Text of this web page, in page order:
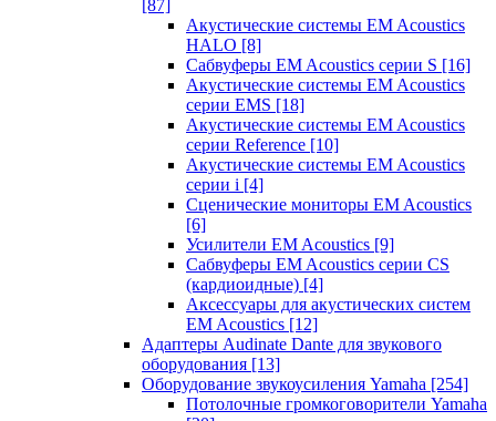
[87]
Акустические системы EM Acoustics
HALO [8]
Сабвуферы EM Acoustics серии S [16]
Акустические системы EM Acoustics
серии EMS [18]
Акустические системы EM Acoustics
серии Reference [10]
Акустические системы EM Acoustics
серии i [4]
Сценические мониторы EM Acoustics
[6]
Усилители EM Acoustics [9]
Сабвуферы EM Acoustics серии CS
(кардиоидные) [4]
Аксессуары для акустических систем
EM Acoustics [12]
Адаптеры Audinate Dante для звукового
оборудования [13]
Оборудование звукоусиления Yamaha [254]
Потолочные громкоговорители Yamaha